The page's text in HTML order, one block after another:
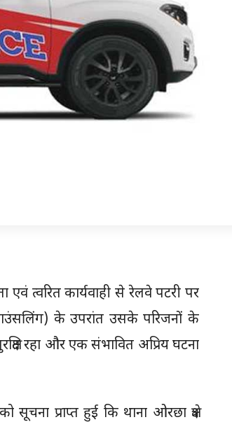
एवं त्वरित कार्यवाही से रेलवे पटरी पर
के उपरांत उसके परिजनों के
रहा और एक संभावित अप्रिय घटना
प्राप्त हुई कि थाना ओरछा क्षेत्र